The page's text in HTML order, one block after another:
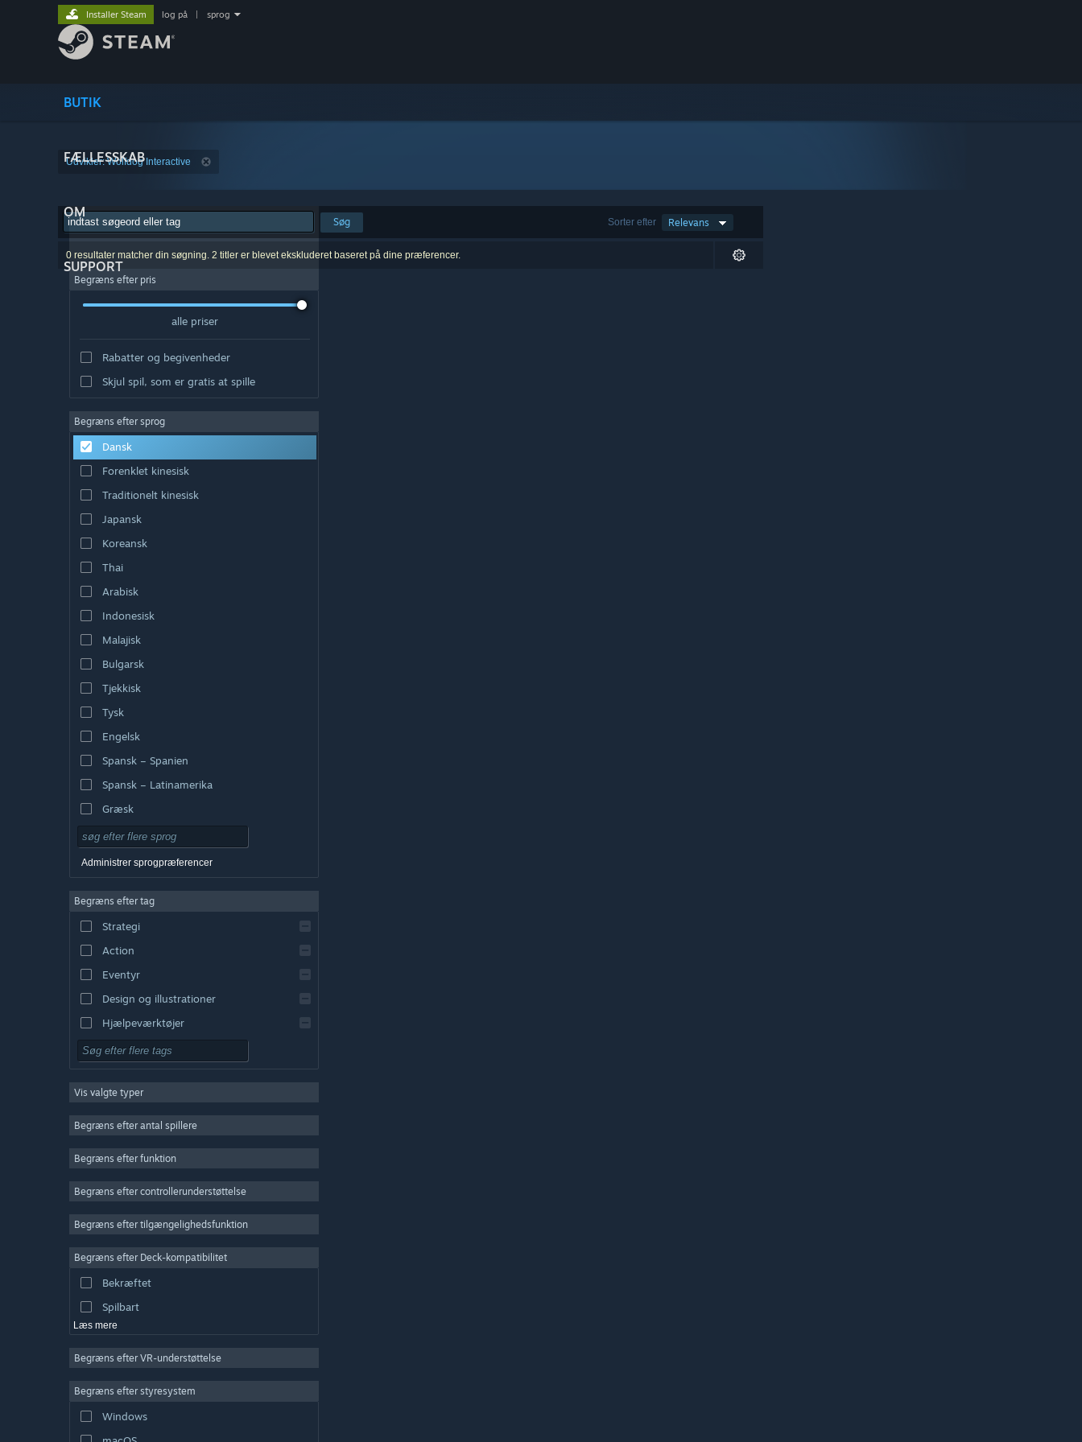
BUTIK
FÆLLESSKAB
OM
SUPPORT
Installer Steam log på sprog
Udvikler: Wolfdog Interactive
Sorter efter Relevans
Søg
0 resultater matcher din søgning. 2 titler er blevet ekskluderet baseret på dine præferencer.
Begræns efter pris
alle priser
Rabatter og begivenheder
Skjul spil, som er gratis at spille
Begræns efter sprog
Dansk
Forenklet kinesisk
Traditionelt kinesisk
Japansk
Koreansk
Thai
Arabisk
Indonesisk
Malajisk
Bulgarsk
Tjekkisk
Tysk
Engelsk
Spansk – Spanien
Spansk – Latinamerika
Græsk
Administrer sprogpræferencer
Begræns efter tag
Strategi
Action
Eventyr
Design og illustrationer
Hjælpeværktøjer
Gratis at spille
Massiv multiplayer
Indie
Simulation
Videoproduktion
Billedredigering
Vis valgte typer
Begræns efter antal spillere
Begræns efter funktion
Begræns efter controllerunderstøttelse
Begræns efter tilgængelighedsfunktion
Begræns efter Deck-kompatibilitet
Bekræftet
Spilbart
Læs mere
Begræns efter VR-understøttelse
Begræns efter styresystem
Windows